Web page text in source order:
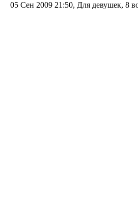
05 Сен 2009 21:50, Для девушек, 8